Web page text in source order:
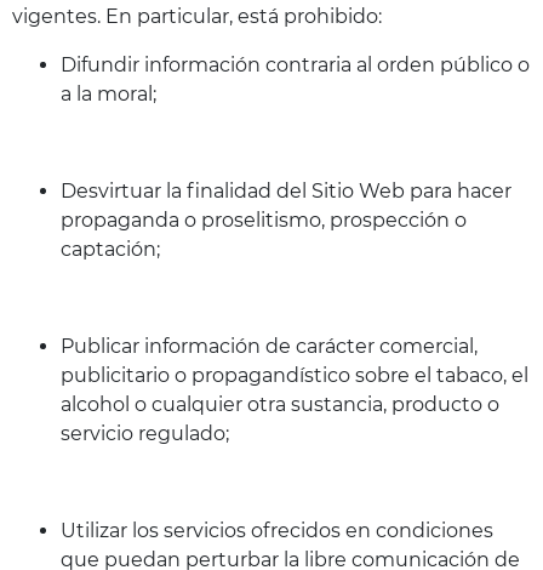
vigentes. En particular, está prohibido:
Difundir información contraria al orden público o
a la moral;
Desvirtuar la finalidad del Sitio Web para hacer
propaganda o proselitismo, prospección o
captación;
Publicar información de carácter comercial,
publicitario o propagandístico sobre el tabaco, el
alcohol o cualquier otra sustancia, producto o
servicio regulado;
Utilizar los servicios ofrecidos en condiciones
que puedan perturbar la libre comunicación de